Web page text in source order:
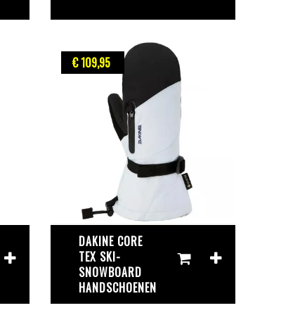
€ 109,95
DAKINE CORE
TEX SKI-
SNOWBOARD
HANDSCHOENEN